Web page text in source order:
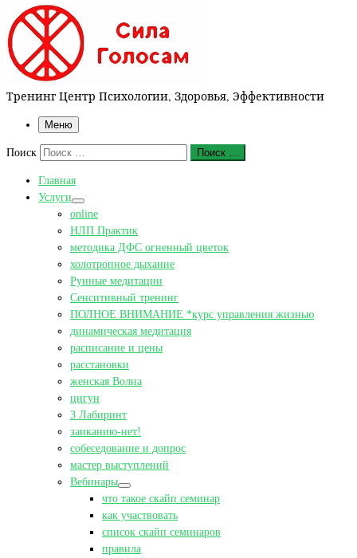
Тренинг Центр Психологии, Здоровья, Эффективности
Меню
Поиск Поиск …
Главная
Услуги
online
НЛП Практик
методика ДФС огненный цветок
холотропное дыхание
Рунные медитации
Сенситивный тренинг
ПОЛНОЕ ВНИМАНИЕ *курс управления жизнью
динамическая медитация
расписание и цены
расстановки
женская Волна
цигун
3 Лабиринт
заиканию-нет!
собеседование и допрос
мастер выступлений
Вебинары
что такое скайп семинар
как участвовать
список скайп семинаров
правила